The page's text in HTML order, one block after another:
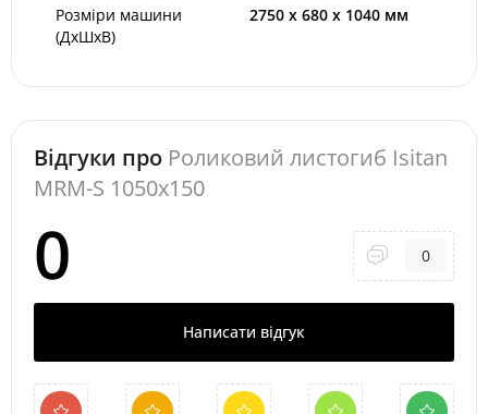
Розміри машини
(ДхШхВ)
2750 х 680 х 1040 мм
Відгуки про Роликовий листогиб Isitan
MRM-S 1050x150
0 0
Написати відгук